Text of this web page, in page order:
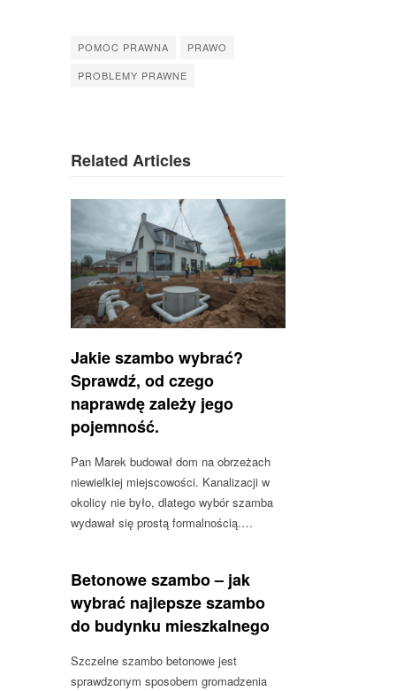
POMOC PRAWNA
PRAWO
PROBLEMY PRAWNE
Related Articles
Jakie szambo wybrać?
Sprawdź, od czego
naprawdę zależy jego
pojemność.
Pan Marek budował dom na obrzeżach
niewielkiej miejscowości. Kanalizacji w
okolicy nie było, dlatego wybór szamba
wydawał się prostą formalnością.…
Betonowe szambo – jak
wybrać najlepsze szambo
do budynku mieszkalnego
Szczelne szambo betonowe jest
sprawdzonym sposobem gromadzenia